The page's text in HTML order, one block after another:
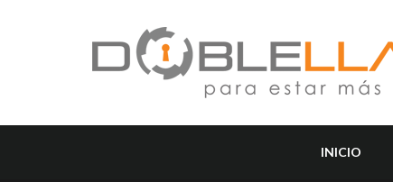
INICIO